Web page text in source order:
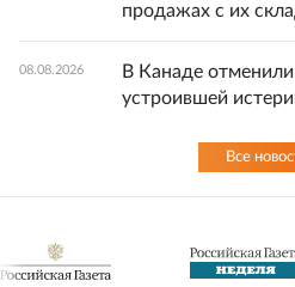
продажах с их
08.08.2026
В Канаде
устроившей
Все